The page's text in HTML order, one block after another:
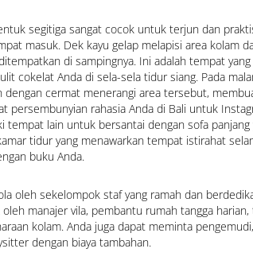
segitiga sangat cocok untuk terjun dan
masuk. Dek kayu gelap melapisi area kolam
di sampingnya. Ini adalah tempat
cokelat Anda di sela-sela tidur siang. Pada
dengan cermat menerangi area tersebut,
persembunyian rahasia Anda di Bali untuk
tempat lain untuk bersantai dengan sofa
tidur yang menawarkan tempat istirahat
buku Anda.
oleh sekelompok staf yang ramah dan
manajer vila, pembantu rumah tangga
kolam. Anda juga dapat meminta
dengan biaya tambahan.